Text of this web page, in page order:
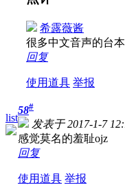
希露薇酱
很多中文音声的台
回复
使用道具 举报
list
58#
发表于 2017-1-7
感觉莫名的羞耻ojz
回复
使用道具 举报